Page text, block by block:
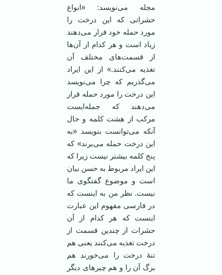
مجله می‌نویسد: «انواع
حشراتی که این درخت را
مورد حمله خود قرار می‌دهند
زیاد است و هر کدام از آن‌ها
از قسمت‌های مختلف آن
تغذیه می‌کنند.» از این ایراد
می‌گذریم که چرا می‌نویسد
این درخت را مورد حمله قرار
می‌دهند که جمله‌ایست
مرکب از هشت کلمه و حال
آنکه می‌توانست بنویسد «به
این درخت حمله می‌برند» که
پنج کلمه بیشتر نیست زیرا که
این ایراد مربوط به حسن بیان
است و موضوع گفتگوی ما
نیست. نظر من به اینست که
در فارسی مفهوم این عبارت
اینست که هر کدام از آن
حشرات از چندین قسمت از
درخت تغذیه می‌کنند یعنی هم
تنۀ درخت را می‌خورند هم
برگ آن را و هم چیزهای دیگر